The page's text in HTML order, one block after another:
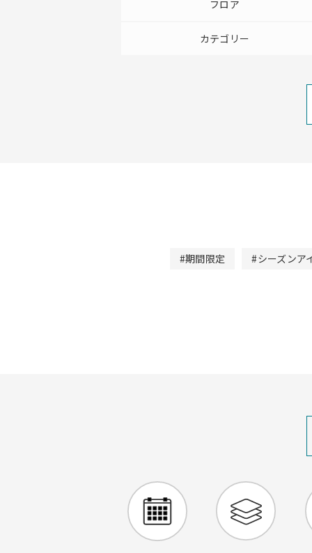
フロア
カテゴリー
#期間限定 #シーズンア